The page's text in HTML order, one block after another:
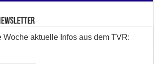
Woche aktuelle Infos aus dem TVR: